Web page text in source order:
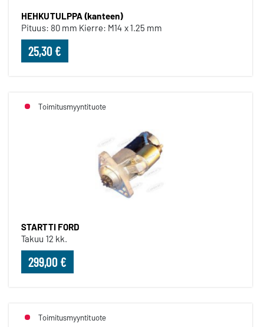
HEHKUTULPPA (kanteen)
Pituus: 80 mm Kierre: M14 x 1.25 mm
25,30 €
Toimitusmyyntituote
STARTTI FORD
Takuu 12 kk.
299,00 €
Toimitusmyyntituote